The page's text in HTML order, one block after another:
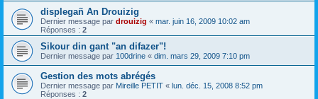
displegañ An Drouizig
Dernier message par drouizig « mar. juin 16, 2009 10:02 am
Réponses : 2
Sikour din gant "an difazer"!
Dernier message par 100drine « dim. mars 29, 2009 7:10 pm
Gestion des mots abrégés
Dernier message par Mireille PETIT « lun. déc. 15, 2008 8:52 pm
Réponses : 2